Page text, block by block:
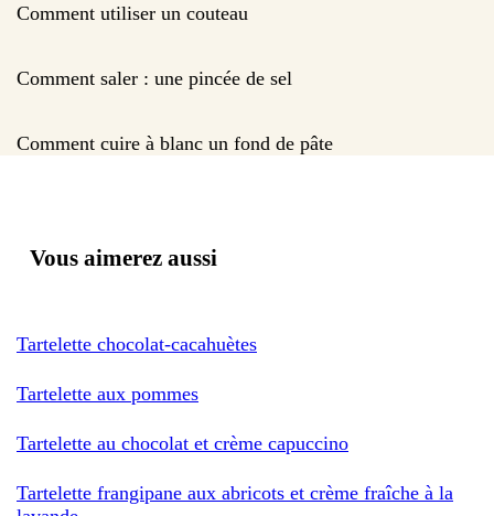
Comment utiliser un couteau
Comment saler : une pincée de sel
Comment cuire à blanc un fond de pâte
Vous aimerez aussi
Tartelette chocolat-cacahuètes
Tartelette aux pommes
Tartelette au chocolat et crème capuccino
Tartelette frangipane aux abricots et crème fraîche à la